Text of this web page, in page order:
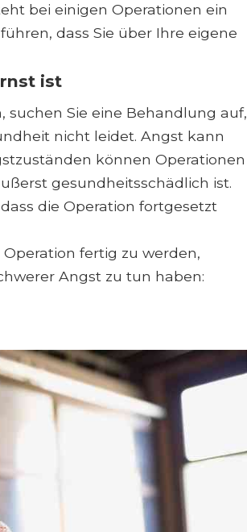
bei einigen Operationen ein
dass Sie über Ihre eigene
ist
Sie eine Behandlung auf,
nicht leidet. Angst kann
können Operationen
gesundheitsschädlich ist.
die Operation fortgesetzt
fertig zu werden,
Angst zu tun haben: